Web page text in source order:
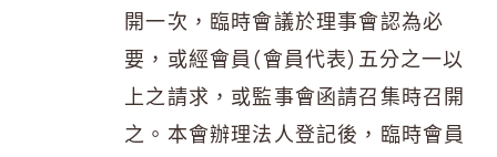
開一次，臨時會議於理事會認為必
要，或經會員(會員代表)五分之一以
上之請求，或監事會函請召集時召開
之。本會辦理法人登記後，臨時會員